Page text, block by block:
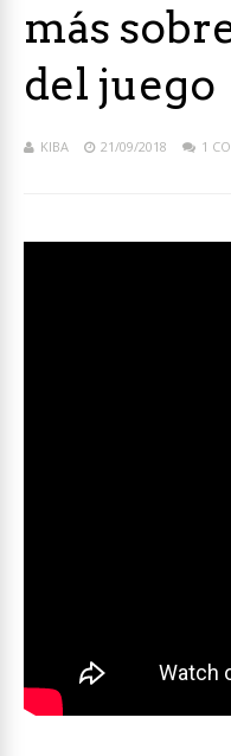
más
del juego
KIBA 21/09/2018 1